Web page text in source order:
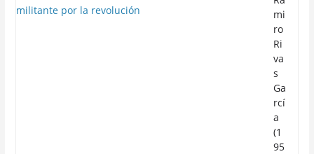
mi
ro
Ri
va
s
Ga
rcí
a
(1
95